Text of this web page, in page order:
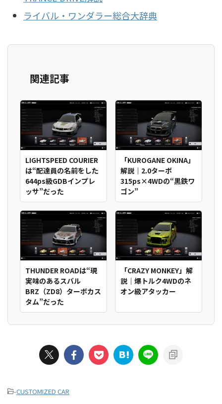
ライバル・ワンダラー総合大辞典
関連記事
LIGHTSPEED COURIER
は“配達員の名前をした
644ps級GDBインプレ
ッサ”だった
「KUROGANE OKINA」
解説｜2.0ターボ
315ps×4WDの“黒鉄ワ
ゴン”
THUNDER ROADは“現
実味のあるスバル
BRZ（ZD8）ターボカス
タム”だった
「CRAZY MONKEY」解
説｜爆トルク4WDのネ
オン級アタッカー
-CUSTOMIZED CAR